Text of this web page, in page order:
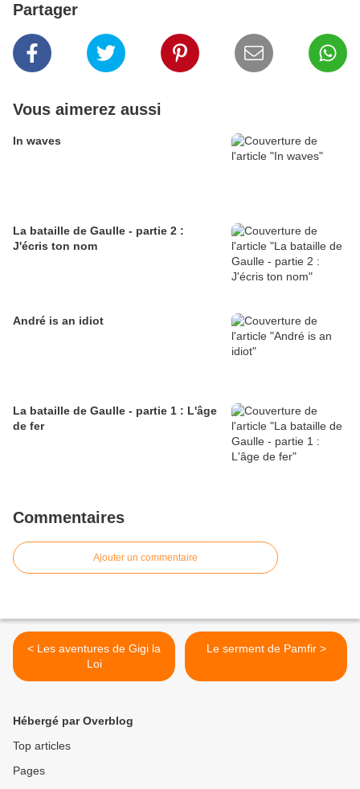
Partager
Vous aimerez aussi
In waves
La bataille de Gaulle - partie 2 :
J'écris ton nom
André is an idiot
La bataille de Gaulle - partie 1 : L'âge
de fer
Commentaires
Ajouter un commentaire
< Les aventures de Gigi la
Loi
Le serment de Pamfir >
Hébergé par Overblog
Top articles
Pages